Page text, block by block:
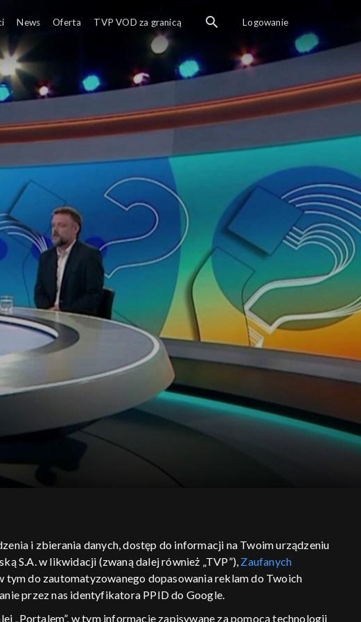
News Oferta TVP VOD za granicą Logowanie
i zbierania danych, dostęp do informacji na Twoim urządzeniu
S.A. w likwidacji (zwaną dalej również „TVP”), Zaufanych
tym do zautomatyzowanego dopasowania reklam do Twoich
przez nas identyfikatora PPID do Google.
„Portalem”, w tym informacje zapisywane za pomocą technologii